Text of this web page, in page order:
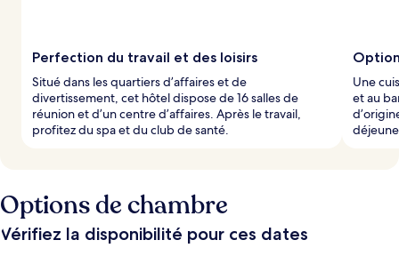
Perfection du travail et des loisirs
Situé dans les quartiers d’affaires et de
divertissement, cet hôtel dispose de 16 salles de
réunion et d’un centre d’affaires. Après le travail,
profitez du spa et du club de santé.
Une
et au
Options de chambre
Vérifiez la disponibilité pour ces dates